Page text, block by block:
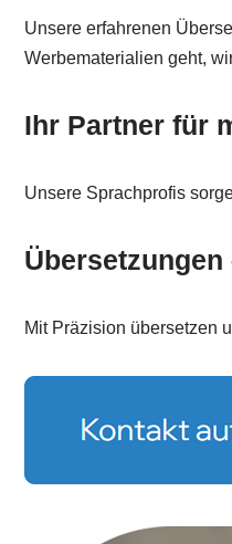
Unsere erfahrenen
Werbematerialien geht,
Ihr Partner für
Unsere Sprachprofis
Mit Präzision übersetzen